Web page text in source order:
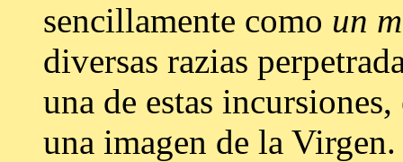
sencillamente como un
diversas razias
una de estas
una imagen de la